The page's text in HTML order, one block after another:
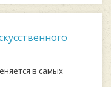
в самых